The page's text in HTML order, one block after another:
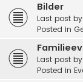
Bilder
Last post by
Posted in
Last post by
Posted in